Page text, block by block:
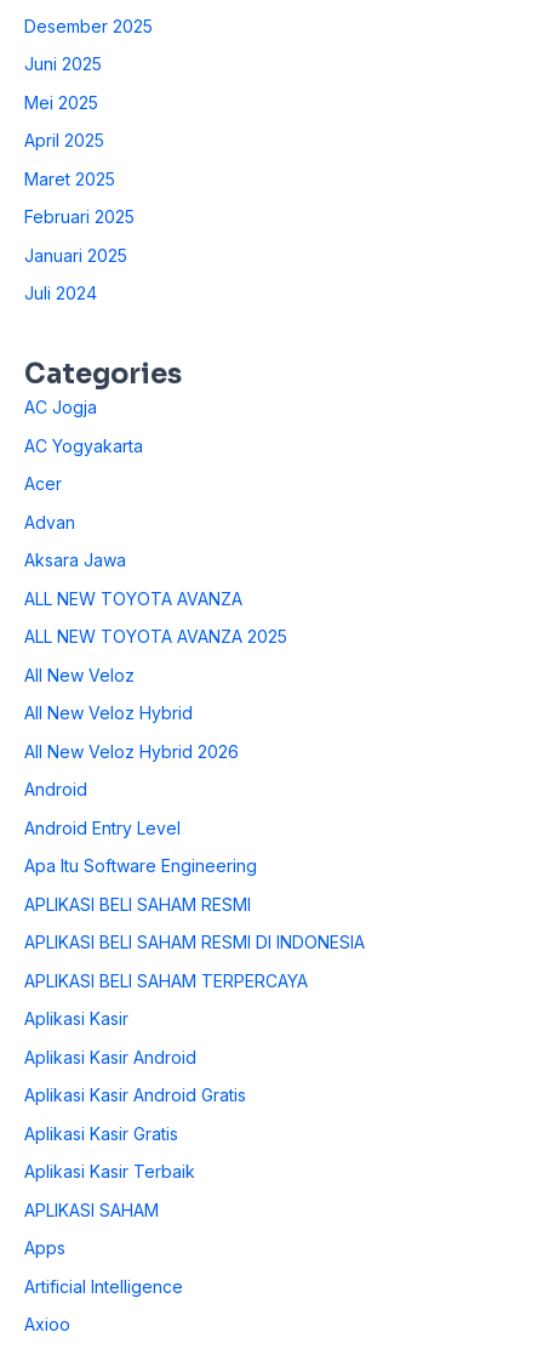
Desember 2025
Juni 2025
Mei 2025
April 2025
Maret 2025
Februari 2025
Januari 2025
Juli 2024
Categories
AC Jogja
AC Yogyakarta
Acer
Advan
Aksara Jawa
ALL NEW TOYOTA AVANZA
ALL NEW TOYOTA AVANZA 2025
All New Veloz
All New Veloz Hybrid
All New Veloz Hybrid 2026
Android
Android Entry Level
Apa Itu Software Engineering
APLIKASI BELI SAHAM RESMI
APLIKASI BELI SAHAM RESMI DI INDONESIA
APLIKASI BELI SAHAM TERPERCAYA
Aplikasi Kasir
Aplikasi Kasir Android
Aplikasi Kasir Android Gratis
Aplikasi Kasir Gratis
Aplikasi Kasir Terbaik
APLIKASI SAHAM
Apps
Artificial Intelligence
Axioo